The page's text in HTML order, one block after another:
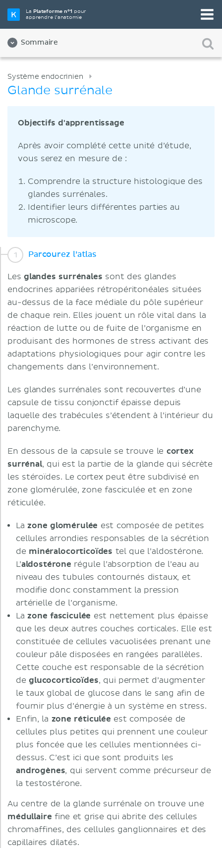
La Plateforme n°1 pour
apprendre l’anatomie
Sommaire
Système endocrinien
Glande surrénale
Objectifs d'apprentissage
Après avoir complété cette unité d’étude,
vous serez en mesure de :
Comprendre la structure histologique des
glandes surrénales.
Identifier leurs différentes parties au
microscope.
Parcourez l’atlas
Les glandes surrénales sont des glandes
endocrines appariées rétropéritonéales situées
au-dessus de la face médiale du pôle supérieur
de chaque rein. Elles jouent un rôle vital dans la
réaction de lutte ou de fuite de l’organisme en
produisant des hormones de stress activant des
adaptations physiologiques pour agir contre les
changements dans l’environnement.
Les glandes surrénales sont recouvertes d’une
capsule de tissu conjonctif épaisse depuis
laquelle des trabécules s’étendent à l’intérieur du
parenchyme.
En dessous de la capsule se trouve le cortex
surrénal, qui est la partie de la glande qui sécrète
les stéroïdes. Le cortex peut être subdivisé en
zone glomérulée, zone fasciculée et en zone
réticulée.
La zone glomérulée est composée de petites
cellules arrondies responsables de la sécrétion
de minéralocorticoïdes tel que l’aldostérone.
L’aldostérone régule l’absorption de l’eau au
niveau des tubules contournés distaux, et
modifie donc constamment la pression
artérielle de l’organisme.
La zone fasciculée est nettement plus épaisse
que les deux autres couches corticales. Elle est
constituée de cellules vacuolisées prenant une
couleur pâle disposées en rangées parallèles.
Cette couche est responsable de la sécrétion
deglucocorticoïdes, qui permet d’augmenter
le taux global de glucose dans le sang afin de
fournir plus d’énergie à un système en stress.
Enfin, la zone réticulée est composée de
cellules plus petites qui prennent une couleur
plus foncée que les cellules mentionnées ci-
dessus. C’est ici que sont produits les
androgènes, qui servent comme précurseur de
la testostérone.
Au centre de la glande surrénale on trouve une
médullaire fine et grise qui abrite des cellules
chromaffines, des cellules ganglionnaires et des
capillaires dilatés.